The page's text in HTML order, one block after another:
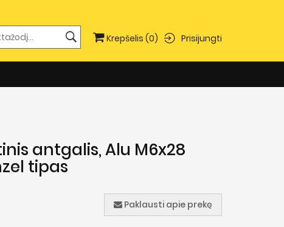
Krepšelis (0) Prisijungti
antgalis, Alu M6x28
tipas
Paklausti apie prekę